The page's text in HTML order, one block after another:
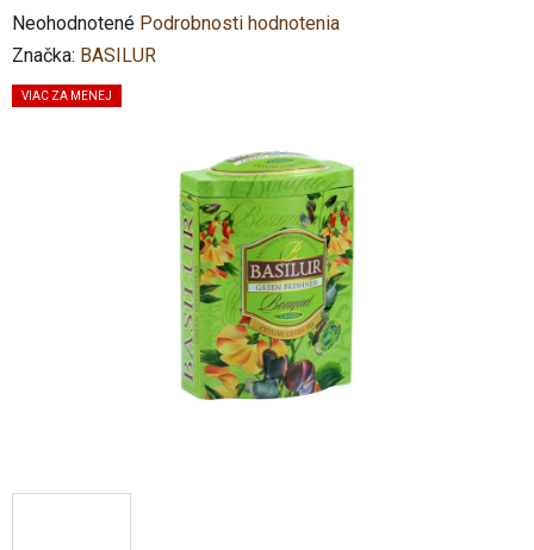
Priemerné
hodnotenie
produktu
Neohodnotené Podrobnosti hodnotenia
Značka: BASILUR
VIAC ZA MENEJ